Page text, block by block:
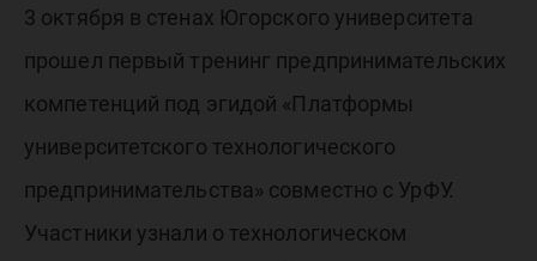
3 октября в стенах Югорского университета
прошел первый тренинг предпринимательских
компетенций под эгидой «Платформы
университетского технологического
предпринимательства» совместно с УрФУ.
Участники узнали о технологическом